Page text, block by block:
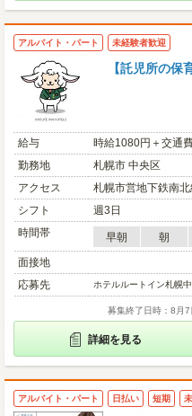
アルバイト・パート 未経験者歓迎
【託児所の保
給与
時給1080円＋交通
勤務地
札幌市 中央区
アクセス
札幌市営地下鉄南
シフト
週3日
時間帯
早朝 朝
面接地
応募先
ホテルルートイン札幌
募集終了日時：8月7
詳細を見る
アルバイト・パート 日払い 短期